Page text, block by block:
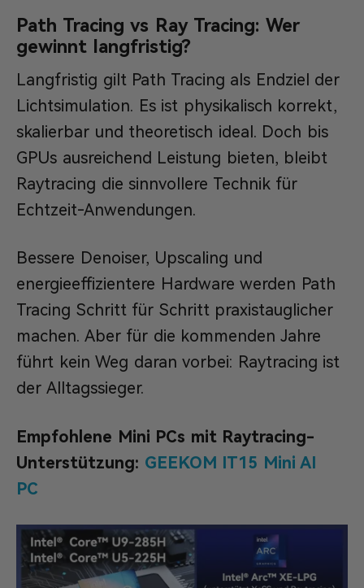
Path Tracing vs Ray Tracing: Wer
gewinnt langfristig?
Langfristig gilt Path Tracing als Endziel der
Lichtsimulation. Es ist physikalisch korrekt,
skalierbar und theoretisch ideal. Doch bis
GPUs ausreichend Leistung bieten, bleibt
Raytracing die sinnvollere Technik für
Echtzeit-Anwendungen.
Bessere Denoiser, Upscaling und
energieeffizientere Hardware werden Path
Tracing Schritt für Schritt praxistauglicher
machen. Aber für die kommenden Jahre
führt kein Weg daran vorbei: Raytracing ist
der Alltagssieger.
Empfohlene Mini PCs mit Raytracing-
Unterstützung: GEEKOM IT15 Mini AI
PC